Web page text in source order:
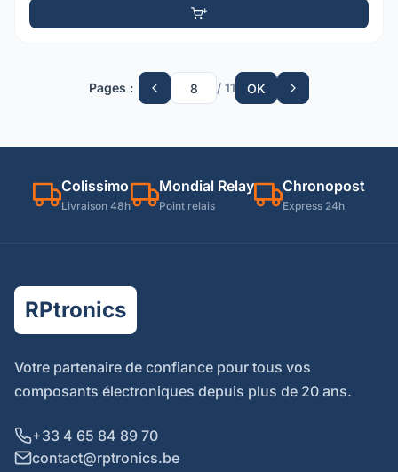
Pages : / 11 OK
Colissimo
Livraison 48h
Mondial Relay
Point relais
Chronopost
Express 24h
RPtronics
Votre partenaire de confiance pour tous vos
composants électroniques depuis plus de 20 ans.
+33 4 65 84 89 70
contact@rptronics.be